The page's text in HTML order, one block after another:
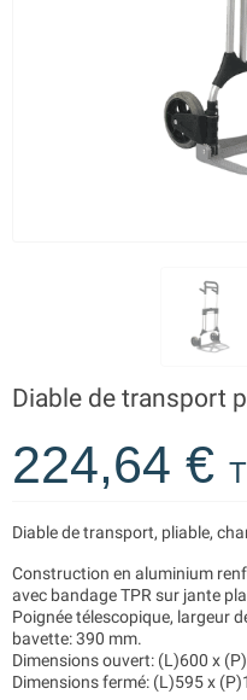
Diable de transport
224,64 €
Diable de transport, pliable,
Construction en aluminium
avec bandage TPR sur jante
Poignée télescopique, largeur
bavette: 390 mm.
Dimensions ouvert: (L)600 x
Dimensions fermé: (L)595 x